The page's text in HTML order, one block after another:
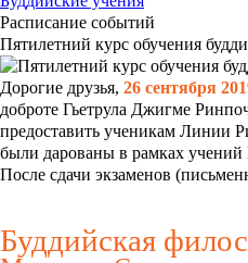
Расписание событий
Пятилетний курс обучения
Дорогие друзья, 26 сентября
доброте Гьетрула Джигме
предоставить ученикам Линии
были дарованы в рамках
После сдачи экзаменов
Буддийская